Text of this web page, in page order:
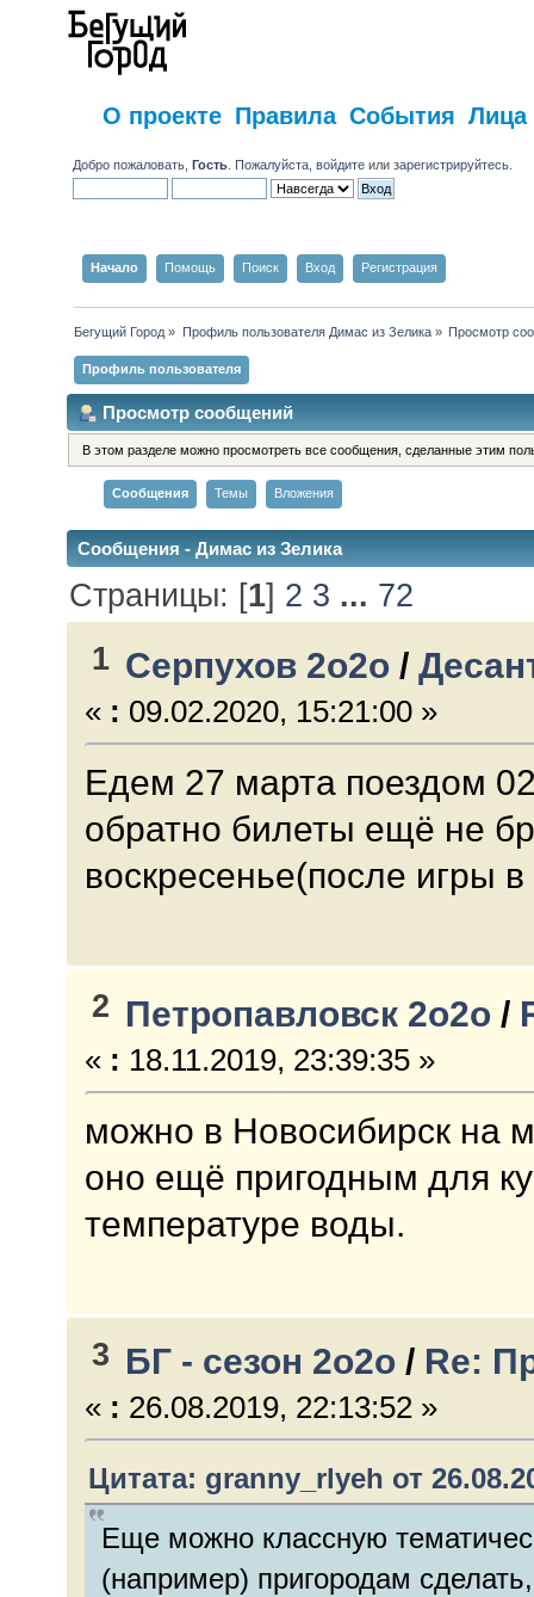
О проекте Правила События Лица
Добро пожаловать,Гость . Пожалуйста,войдите илизарегистрируйтесь
Начало Помощь Поиск Вход Регистрация
Бегущий Город » Профиль пользователя Димас из Зелика» Просмотр
Профиль пользователя
Просмотр сообщений
В этом разделе можно просмотреть все сообщения, сделанные этим
Сообщения Темы Вложения
Сообщения - Димас из Зелика
Страницы: [1] 2 3 ... 72
1 Серпухов 2о2о /
« : 09.02.2020, 15:21:00 »
Едем 27 марта поездом
обратно билеты ещё не
воскресенье(после игры
2 Петропавловск 2о2о /
« : 18.11.2019, 23:39:35 »
можно в Новосибирск на
оно ещё пригодным для
температуре воды.
3 БГ - сезон 2о2о / Re:
« : 26.08.2019, 22:13:52 »
Цитата: granny_rlyeh от
Еще можно классную
(например) пригородам